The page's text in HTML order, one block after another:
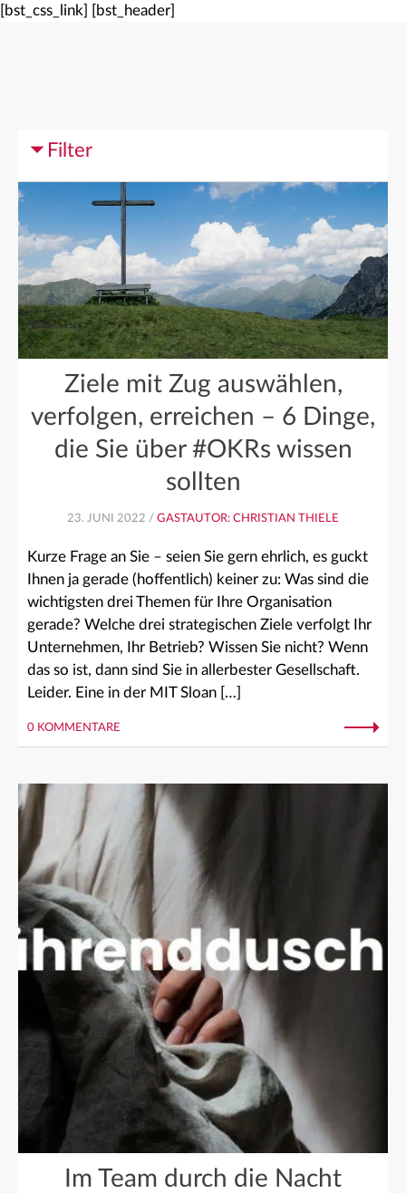
[bst_css_link] [bst_header]
Filter
Ziele mit Zug auswählen,
verfolgen, erreichen – 6 Dinge,
die Sie über #OKRs wissen
sollten
23. JUNI 2022 / GASTAUTOR: CHRISTIAN THIELE
Kurze Frage an Sie – seien Sie gern ehrlich, es guckt
Ihnen ja gerade (hoffentlich) keiner zu: Was sind die
wichtigsten drei Themen für Ihre Organisation
gerade? Welche drei strategischen Ziele verfolgt Ihr
Unternehmen, Ihr Betrieb? Wissen Sie nicht? Wenn
das so ist, dann sind Sie in allerbester Gesellschaft.
Leider. Eine in der MIT Sloan […]
0 KOMMENTARE
Im Team durch die Nacht